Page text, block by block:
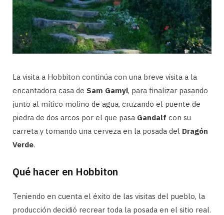
La visita a Hobbiton continúa con una breve visita a la
encantadora casa de Sam Gamyi, para finalizar pasando
junto al mítico molino de agua, cruzando el puente de
piedra de dos arcos por el que pasa Gandalf con su
carreta y tomando una cerveza en la posada del Dragón
Verde.
Qué hacer en Hobbiton
Teniendo en cuenta el éxito de las visitas del pueblo, la
producción decidió recrear toda la posada en el sitio real.